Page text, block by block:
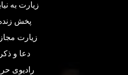
زیارت به
پخش
زیارت
دعا و ذکر
رادیوی